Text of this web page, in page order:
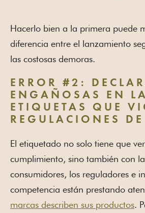
Hacerlo bien a la primera puede
diferencia entre el lanzamiento
las costosas demoras.
ERROR #2:
ENGAÑOSAS EN
ETIQUETAS QUE
REGULACIONES
El etiquetado no solo tiene que
cumplimiento, sino también con
consumidores, los reguladores e
competencia están prestando
marcas describen sus productos.